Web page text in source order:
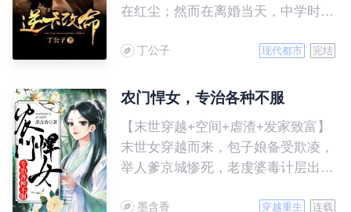
在红尘；然而在离婚当天，中学时期
人生开始逆袭，一路开挂，开到茶
丁公子 现代都市 完结
农门悍女，专治各种不服
【末世穿越+空间+虐渣+发家致富】
末世女穿越而来，包子娘备受欺凌，
举人爹京城惨死，老虔婆毒计层出不
人参乱窜，斗斗极品，种种田，末世
墨含香 穿越重生 连载